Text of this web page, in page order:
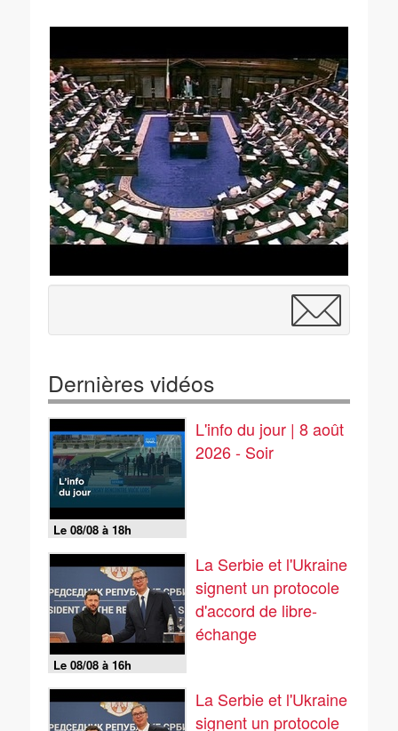
Dernières vidéos
Le 08/08 à 18h
L'info du jour | 8 août
2026 - Soir
Le 08/08 à 16h
La Serbie et l'Ukraine
signent un protocole
d'accord de libre-
échange
La Serbie et l'Ukraine
signent un protocole